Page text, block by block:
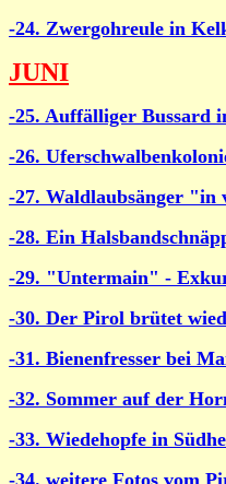
-24. Zwergohreule in
JUNI
-25. Auffälliger Bussard
-26.
-27. Waldlaubsänger
-28. Ein
-29. "Untermain" -
-30. Der Pirol brütet
-31. Bienenfresser bei
-32. Sommer auf der
-33. Wiedehopfe in
-34. weitere Fotos vom